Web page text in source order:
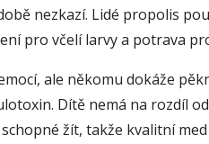
nezkazí. Lidé propolis
pro včelí larvy a potrava
ale někomu dokáže
Dítě nemá na rozdíl
žít, takže kvalitní